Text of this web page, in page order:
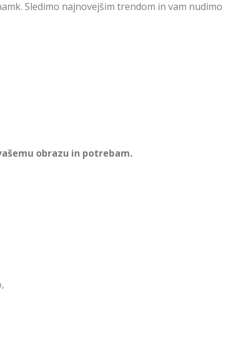
Sledimo najnovejšim trendom in vam nudimo
obrazu in potrebam.
,